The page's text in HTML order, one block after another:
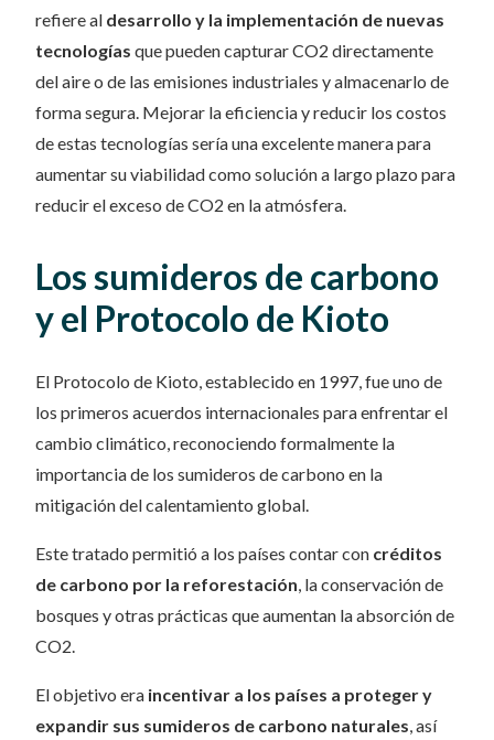
refiere al desarrollo y la implementación de nuevas
tecnologías que pueden capturar CO2 directamente
del aire o de las emisiones industriales y almacenarlo de
forma segura. Mejorar la eficiencia y reducir los costos
de estas tecnologías sería una excelente manera para
aumentar su viabilidad como solución a largo plazo para
reducir el exceso de CO2 en la atmósfera.
Los sumideros de carbono
y el Protocolo de Kioto
El Protocolo de Kioto, establecido en 1997, fue uno de
los primeros acuerdos internacionales para enfrentar el
cambio climático, reconociendo formalmente la
importancia de los sumideros de carbono en la
mitigación del calentamiento global.
Este tratado permitió a los países contar con créditos
de carbono por la reforestación , la conservación de
bosques y otras prácticas que aumentan la absorción de
CO2.
El objetivo era incentivar a los países a proteger y
expandir sus sumideros de carbono naturales , así